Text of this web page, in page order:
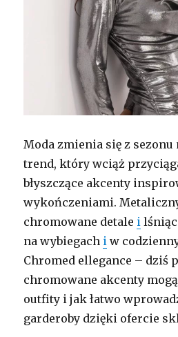
Moda zmienia się z sezonu
trend, który wciąż
błyszczące akcenty
wykończeniami.
chromowane detale i
na wybiegach i w
Chromed ellegance – dziś
chromowane akcenty
outfity i jak łatwo
garderoby dzięki ofercie